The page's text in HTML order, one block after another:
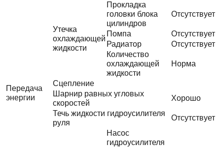
Утечка
охлаждающей
жидкости
Прокладка
головки блока
цилиндров
Отсутствует
Помпа
Отсутствует
Радиатор
Отсутствует
Количество
охлаждающей
жидкости
Норма
Передача
энергии
Сцепление
Шарнир равных угловых
скоростей
Хорошо
Течь жидкости гидроусилителя
руля
Отсутствует
Насос
гидроусилителя